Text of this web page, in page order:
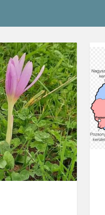
© Forró László/SRR